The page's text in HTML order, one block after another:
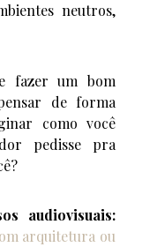
neutros,
fazer um bom
de forma
como você
pedisse pra
audiovisuais:
arquitetura ou